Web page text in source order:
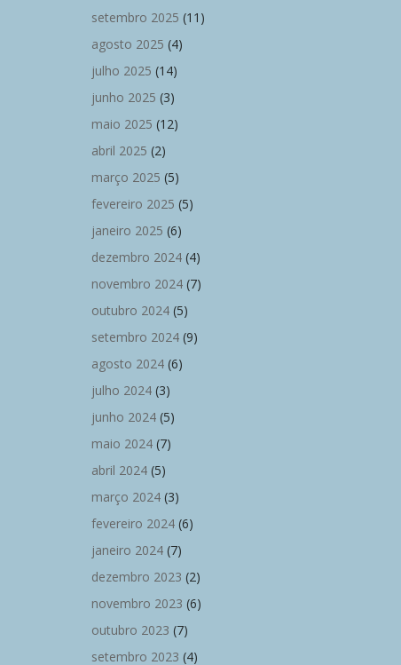
setembro 2025 (11)
agosto 2025 (4)
julho 2025 (14)
junho 2025 (3)
maio 2025 (12)
abril 2025 (2)
março 2025 (5)
fevereiro 2025 (5)
janeiro 2025 (6)
dezembro 2024 (4)
novembro 2024 (7)
outubro 2024 (5)
setembro 2024 (9)
agosto 2024 (6)
julho 2024 (3)
junho 2024 (5)
maio 2024 (7)
abril 2024 (5)
março 2024 (3)
fevereiro 2024 (6)
janeiro 2024 (7)
dezembro 2023 (2)
novembro 2023 (6)
outubro 2023 (7)
setembro 2023 (4)